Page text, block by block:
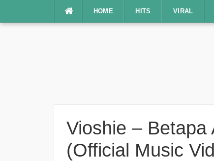
HOME HITS VIRAL
Vioshie – Betapa
(Official Music